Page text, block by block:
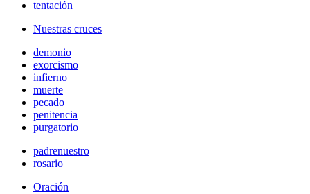
tentación
Nuestras cruces
demonio
exorcismo
infierno
muerte
pecado
penitencia
purgatorio
padrenuestro
rosario
Oración